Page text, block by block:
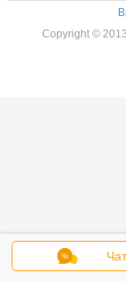
Чат
Copyright ©